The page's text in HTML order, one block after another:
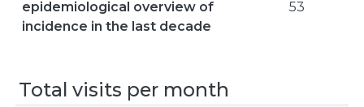
epidemiological overview of
incidence in the last decade
53
Total visits per month